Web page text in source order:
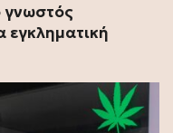
γνωστός
εγκληματική